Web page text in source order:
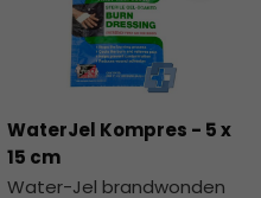
WaterJel Kompres - 5 x
15 cm
Water-Jel brandwonden